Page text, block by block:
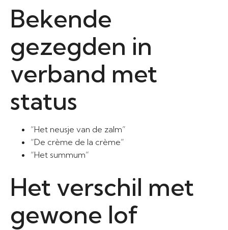
Bekende
gezegden in
verband met
status
“Het neusje van de zalm”
“De crème de la crème”
“Het summum”
Het verschil met
gewone lof